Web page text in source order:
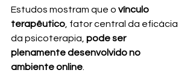
Estudos mostram que o vínculo
terapêutico, fator central da eficácia
da psicoterapia, pode ser
plenamente desenvolvido no
ambiente online.